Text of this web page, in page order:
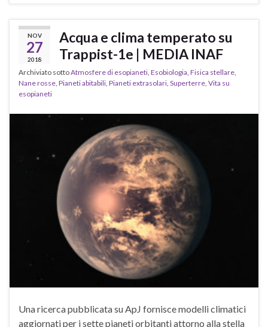
NOV
27
2018
Acqua e clima temperato su
Trappist-1e | MEDIA INAF
Archiviato sottoAtmosfere di esopianeti, Esobiologia, Fisica stellare,
Nane rosse, Pianeti abitabili, Pianeti extrasolari, Superterre, Vita su
esopianeti
Una ricerca pubblicata su ApJ fornisce modelli climatici
aggiornati per i sette pianeti orbitanti attorno alla stella